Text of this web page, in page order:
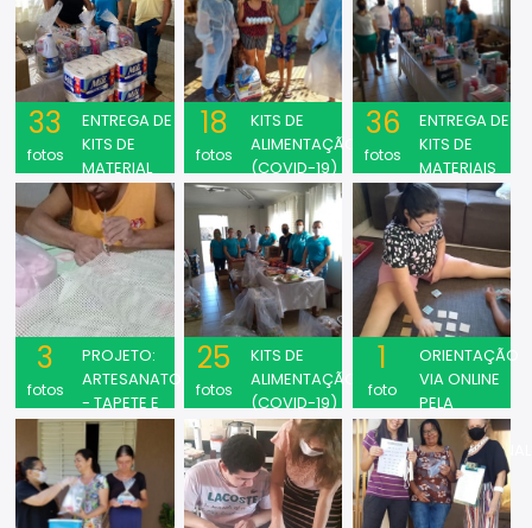
OUTUBRO
33
fotos
ENTREGA DE
KITS DE
MATERIAL
DE LIMPEZA
E HIGINE
PESSOAL
SETEMBRO
VERDE 2020
18
fotos
KITS DE
ALIMENTAÇÃO
(COVID-19)
36
fotos
ENTREGA DE
KITS DE
MATERIAIS
DE LIMPEZA
E HIGIENE
PESSOAL
NESTE
PERÍODO DE
COVID-19.
3
fotos
PROJETO:
ARTESANATO
- TAPETE E
FLOR
(COVID-19)
25
fotos
KITS DE
ALIMENTAÇÃO
(COVID-19)
1
foto
ORIENTAÇÃO
VIA ONLINE
PELA
TERAPEUTA
OCUPACIONAL
(COVID-19)